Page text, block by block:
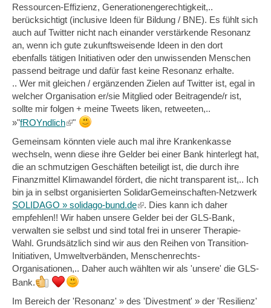
Ressourcen-Effizienz, Generationengerechtigkeit,..
berücksichtigt (inclusive Ideen für Bildung / BNE). Es fühlt sich
auch auf Twitter nicht nach einander verstärkende Resonanz
an, wenn ich gute zukunftsweisende Ideen in den dort
ebenfalls tätigen Initiativen oder den unwissenden Menschen
passend beitrage und dafür fast keine Resonanz erhalte.
.. Wer mit gleichen / ergänzenden Zielen auf Twitter ist, egal in
welcher Organisation er/sie Mitglied oder Beitragende/r ist,
sollte mir folgen + meine Tweets liken, retweeten,..
»"fROYndlich(link
external)
"
Gemeinsam könnten viele auch mal ihre Krankenkasse
wechseln, wenn diese ihre Gelder bei einer Bank hinterlegt hat,
die an schmutzigen Geschäften beteiligt ist, die durch ihre
Finanzmittel Klimawandel fördert, die nicht transparent ist,.. Ich
bin ja in selbst organisierten SolidarGemeinschaften-Netzwerk
SOLIDAGO » solidago-bund.de(link
is
external)
. Dies kann ich daher
empfehlen!! Wir haben unsere Gelder bei der GLS-Bank,
verwalten sie selbst und sind total frei in unserer Therapie-
Wahl. Grundsätzlich sind wir aus den Reihen von Transition-
Initiativen, Umweltverbänden, Menschenrechts-
Organisationen,.. Daher auch wählten wir als 'unsere' die GLS-
Bank.
Im Bereich der 'Resonanz' » des 'Divestment' » der 'Resilienz'